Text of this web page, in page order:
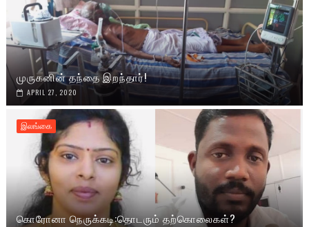
முருகனின் தந்தை இறந்தார்!
APRIL 27, 2020
இலங்கை
கொரோனா நெருக்கடி:தொடரும் தற்கொலைகள்?